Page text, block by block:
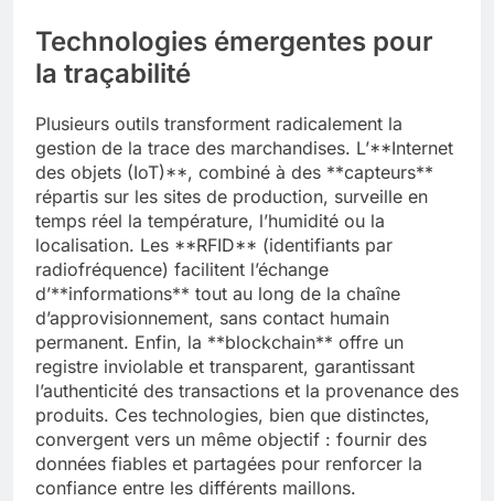
Technologies émergentes pour
la traçabilité
Plusieurs outils transforment radicalement la
gestion de la trace des marchandises. L’**Internet
des objets (IoT)**, combiné à des **capteurs**
répartis sur les sites de production, surveille en
temps réel la température, l’humidité ou la
localisation. Les **RFID** (identifiants par
radiofréquence) facilitent l’échange
d’**informations** tout au long de la chaîne
d’approvisionnement, sans contact humain
permanent. Enfin, la **blockchain** offre un
registre inviolable et transparent, garantissant
l’authenticité des transactions et la provenance des
produits. Ces technologies, bien que distinctes,
convergent vers un même objectif : fournir des
données fiables et partagées pour renforcer la
confiance entre les différents maillons.